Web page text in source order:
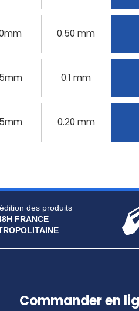
0.50 mm
0.1 mm
0.20 mm
des produits
FRANCE
Commander en